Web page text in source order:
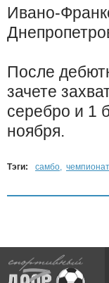
Ивано-
После
зачете
серебро и 1
ноября.
Тэги: самбо,